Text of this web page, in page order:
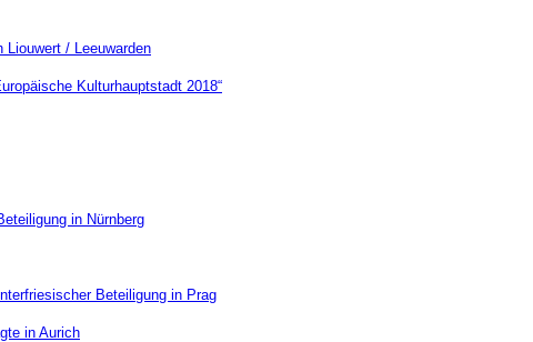
/ Leeuwarden
Kulturhauptstadt 2018“
in Nürnberg
Beteiligung in Prag
in Aurich